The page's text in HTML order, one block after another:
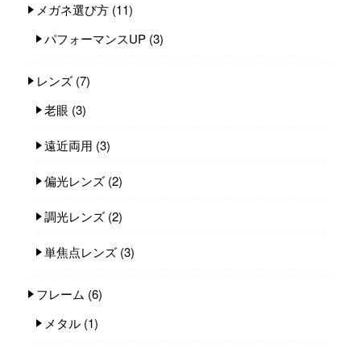
メガネ選び方 (11)
パフォーマンスUP (3)
レンズ (7)
老眼 (3)
遠近両用 (3)
偏光レンズ (2)
調光レンズ (2)
単焦点レンズ (3)
フレーム (6)
メタル (1)